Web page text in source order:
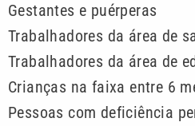
Gestantes e puérperas
Trabalhadores da área de
Trabalhadores da área de
Crianças na faixa entre 6
Pessoas com deficiência